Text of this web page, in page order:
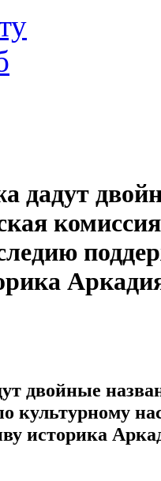
дадут
двойные
культурному
историка